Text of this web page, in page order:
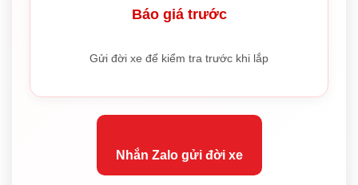
Báo giá trước
Gửi đời xe để kiểm tra trước khi lắp
Nhắn Zalo gửi đời xe